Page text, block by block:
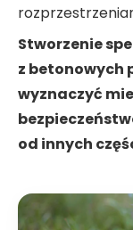
Stworzenie
z betonowych
wyznaczyć
od innych